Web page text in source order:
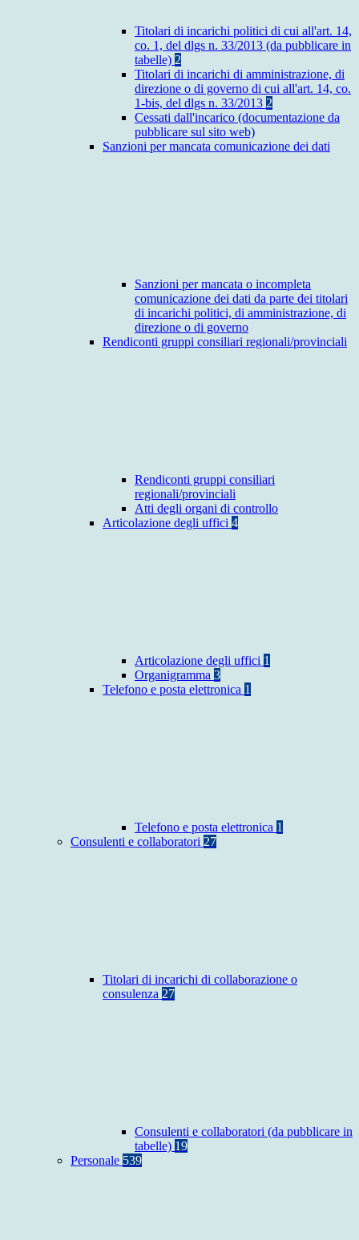
Titolari di incarichi politici di cui all'art. 14,
co. 1, del dlgs n. 33/2013 (da pubblicare in
tabelle) 2
Titolari di incarichi di amministrazione, di
direzione o di governo di cui all'art. 14, co.
1-bis, del dlgs n. 33/2013 2
Cessati dall'incarico (documentazione da
pubblicare sul sito web)
Sanzioni per mancata comunicazione dei dati
Sanzioni per mancata o incompleta
comunicazione dei dati da parte dei titolari
di incarichi politici, di amministrazione, di
direzione o di governo
Rendiconti gruppi consiliari regionali/provinciali
Rendiconti gruppi consiliari
regionali/provinciali
Atti degli organi di controllo
Articolazione degli uffici 4
Articolazione degli uffici 1
Organigramma 3
Telefono e posta elettronica 1
Telefono e posta elettronica 1
Consulenti e collaboratori 27
Titolari di incarichi di collaborazione o
consulenza 27
Consulenti e collaboratori (da pubblicare in
tabelle) 19
Personale 539